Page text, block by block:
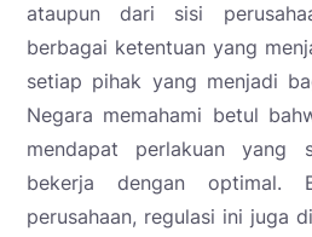
ataupun dari sisi
berbagai ketentuan yang
setiap pihak yang menjadi
Negara memahami betul
mendapat perlakuan yang
bekerja dengan optimal.
perusahaan, regulasi ini juga